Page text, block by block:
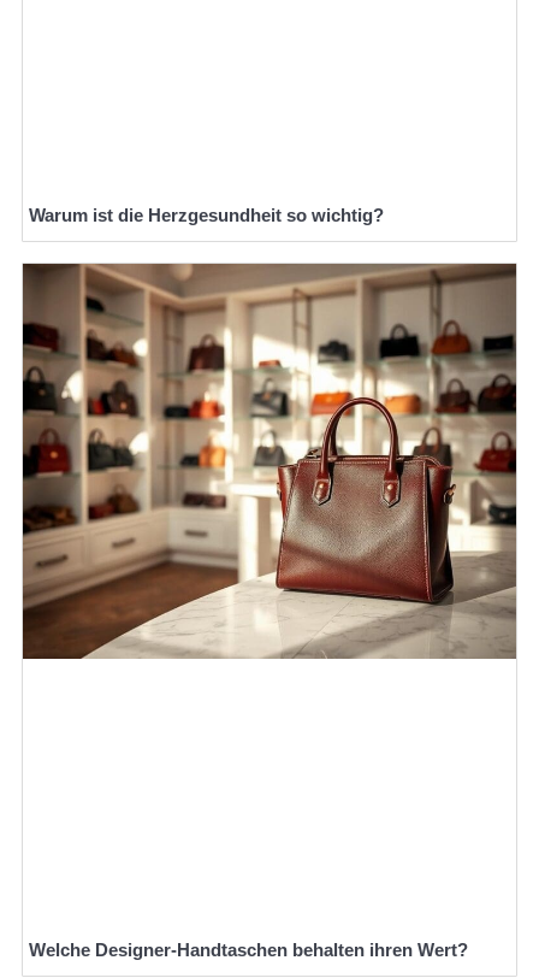
Warum ist die Herzgesundheit so wichtig?
Welche Designer-Handtaschen behalten ihren Wert?